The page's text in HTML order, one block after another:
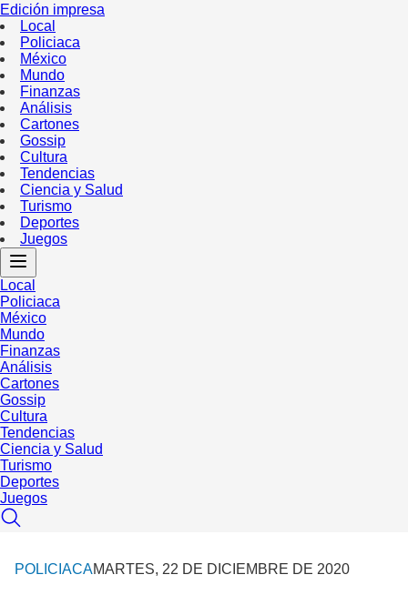
Edición impresa
Local
Policiaca
México
Mundo
Finanzas
Análisis
Cartones
Gossip
Cultura
Tendencias
Ciencia y Salud
Turismo
Deportes
Juegos
Local
Policiaca
México
Mundo
Finanzas
Análisis
Cartones
Gossip
Cultura
Tendencias
Ciencia y Salud
Turismo
Deportes
Juegos
POLICIACAMARTES, 22 DE DICIEMBRE DE 2020